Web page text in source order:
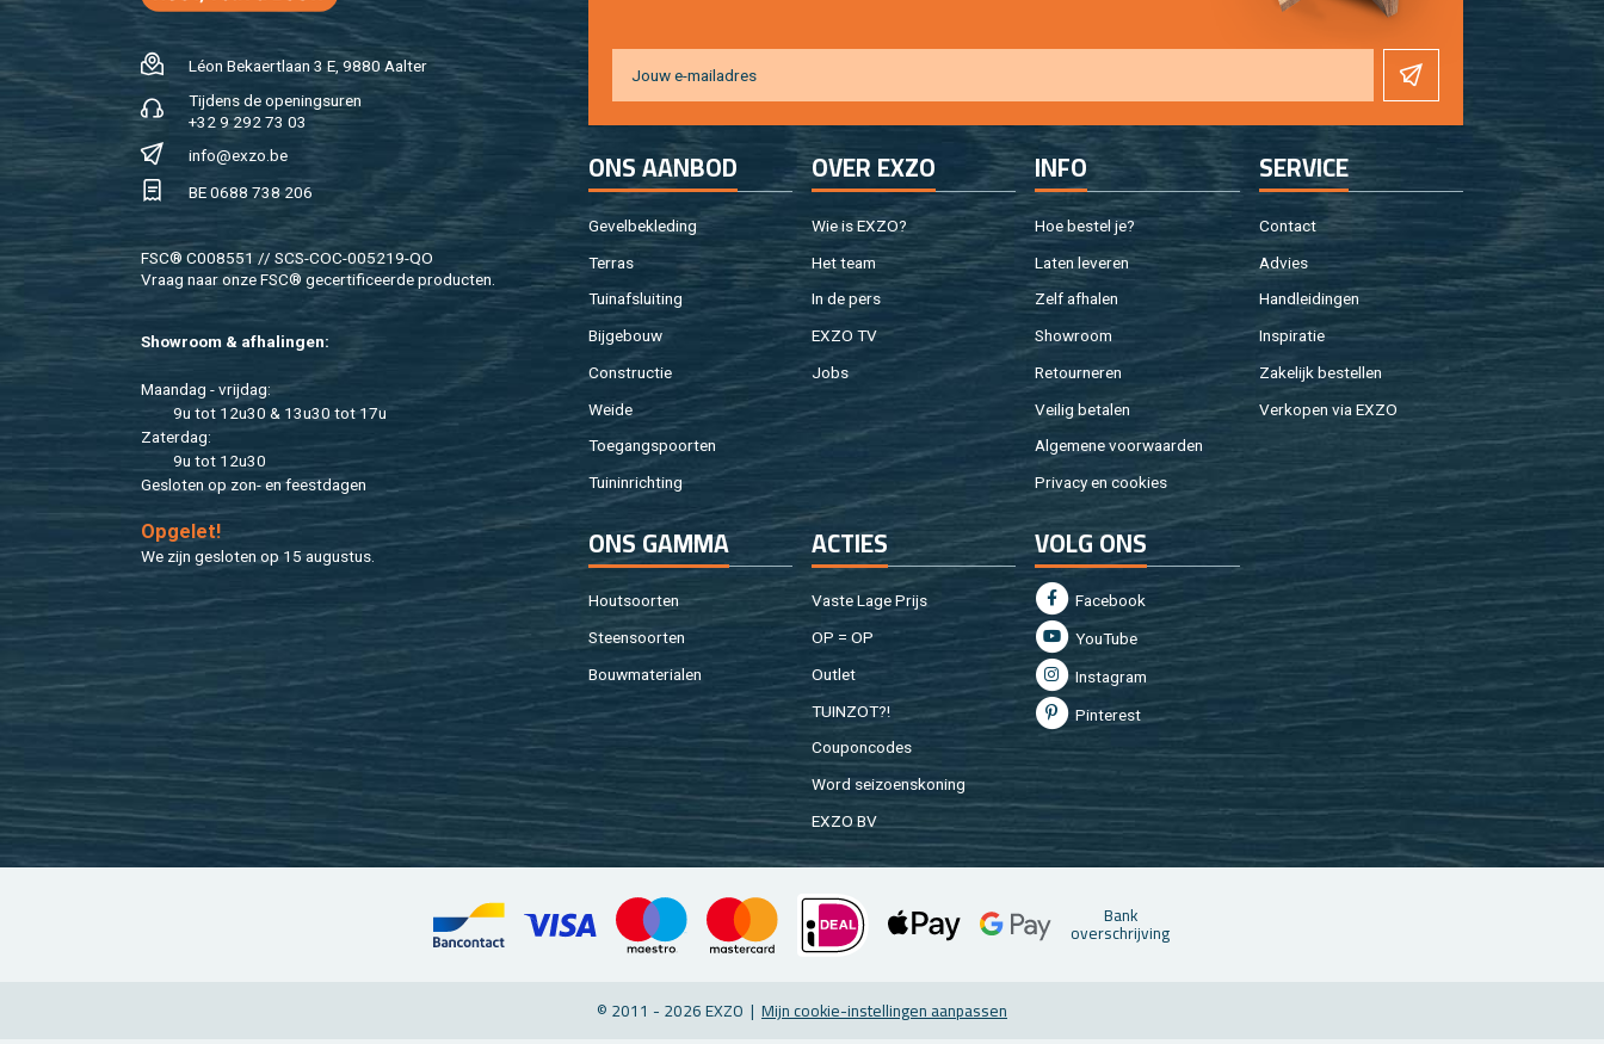
Léon Be­kaert­laan 3 E, 9880 Aal­ter
Tij­dens de ope­nings­uren
+32 9 292 73 03
info@​exzo.​be
BE 0688 738 206
FSC® C008551 // SCS-COC-005219-QO
Vraag naar onze FSC® ge­cer­ti­fi­ceer­de pro­duc­ten.
Show­room & af­ha­lin­gen:
Maan­dag - vrij­dag:
9u tot 12u30 & 13u30 tot 17u
Za­ter­dag:
9u tot 12u30
Ge­slo­ten op zon- en feest­da­gen
Op­ge­let!
We zijn ge­slo­ten op 15 au­gus­tus.
ONS AAN­BOD
Ge­vel­be­kle­ding
Ter­ras
Tuin­af­slui­ting
Bij­ge­bouw
Con­struc­tie
Weide
Toe­gangs­poor­ten
Tuin­in­rich­ting
OVER EXZO
Wie is EXZO?
Het team
In de pers
EXZO TV
Jobs
INFO
Hoe be­stel je?
Laten le­ve­ren
Zelf af­ha­len
Show­room
Re­tour­ne­ren
Vei­lig be­ta­len
Al­ge­me­ne voor­waar­den
Pri­va­cy en coo­kies
SER­VI­CE
Con­tact
Ad­vies
Hand­lei­din­gen
In­spi­ra­tie
Za­ke­lijk be­stel­len
Ver­ko­pen via EXZO
ONS GAMMA
Hout­soor­ten
Steen­soor­ten
Bouw­ma­te­ri­a­len
AC­TIES
Vaste Lage Prijs
OP = OP
Out­let
TUIN­ZOT?!
Cou­pon­co­des
Word sei­zoens­ko­ning
EXZO BV
VOLG ONS
Fa­cebook
You­Tu­be
In­st­agram
Pin­te­rest
Bank
over­schrij­ving
© 2011 - 2026 EXZO | Mijn coo­kie-in­stel­lin­gen aan­pas­sen